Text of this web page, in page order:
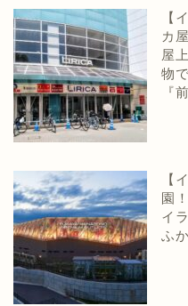
【
カ
屋
物
『
【
園
イ
ふ